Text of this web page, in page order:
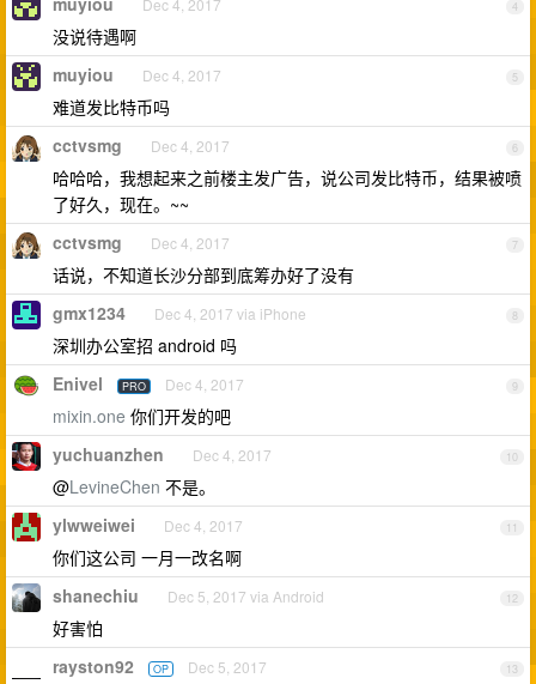
4
没说待遇啊
5
muyiou Dec 4, 2017
难道发比特币吗
6
cctvsmg Dec 4, 2017
哈哈哈，我想起来之前楼主发广告，说公司发比特币，结果被喷
了好久，现在。~~
7
cctvsmg Dec 4, 2017
话说，不知道长沙分部到底筹办好了没有
8
gmx1234 Dec 4, 2017 via iPhone
深圳办公室招 android 吗
9
Enivel PRO Dec 4, 2017
mixin.one 你们开发的吧
10
yuchuanzhen Dec 4, 2017
@LevineChen 不是。
11
ylwweiwei Dec 4, 2017
你们这公司 一月一改名啊
12
shanechiu Dec 5, 2017 via Android
好害怕
13
rayston92 OP Dec 5, 2017